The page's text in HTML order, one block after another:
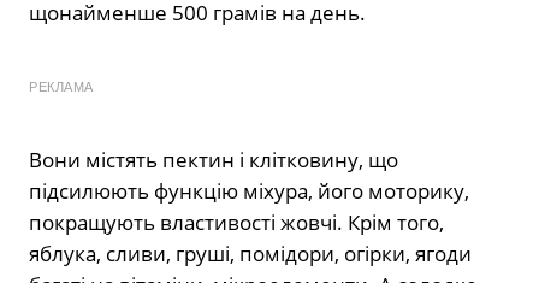
щонайменше 500 грамів на день.
РЕКЛАМА
Вони містять пектин і клітковину, що
підсилюють функцію міхура, його моторику,
покращують властивості жовчі. Крім того,
яблука, сливи, груші, помідори, огірки, ягоди